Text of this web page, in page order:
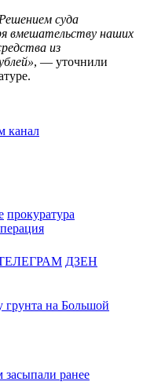
суда
вмешательству наших
из
, — уточнили
канал
прокуратура
ДЗЕН
грунта на Большой
ранее